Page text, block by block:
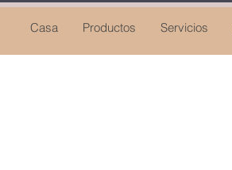
Casa Productos Servicios